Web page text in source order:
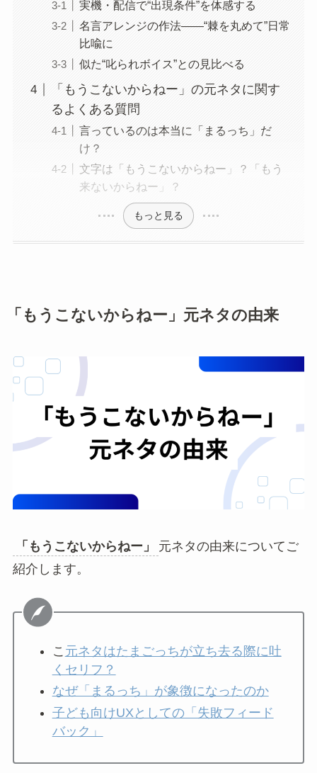
実機・配信で“出現条件”を体感する
名言アレンジの作法――“棘を丸めて”日常
比喩に
似た“叱られボイス”との見比べる
「もうこないからねー」の元ネタに関す
るよくある質問
言っているのは本当に「まるっち」だ
け？
文字は「もうこないからねー」？「もう
来ないからねー」？
もっと見る
「もうこないからねー」元ネタの由来
「もうこないからねー」
元ネタの由来についてご
紹介します。
こ 元ネタはたまごっちが立ち去る際に吐
くセリフ？
なぜ「まるっち」が象徴になったのか
子ども向けUXとしての「失敗フィード
バック」